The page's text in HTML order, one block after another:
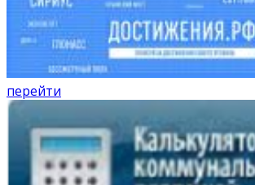
перейти